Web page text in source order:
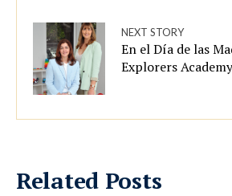
NEXT STORY
En el Día de las
Explorers Academy
Related Posts